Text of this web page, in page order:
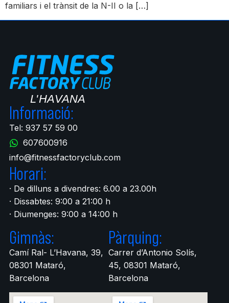
familiars i el trànsit de la N-II o la […]
Informació:
Tel: 937 57 59 00
607600916
info@fitnessfactoryclub.com
Horari:
· De dilluns a divendres: 6.00 a 23.00h
· Dissabtes: 9:00 a 21:00 h
· Diumenges: 9:00 a 14:00 h
Gimnàs:
Camí Ral- L’Havana, 39,
08301 Mataró,
Barcelona
Pàrquing:
Carrer d’Antonio Solís,
45, 08301 Mataró,
Barcelona